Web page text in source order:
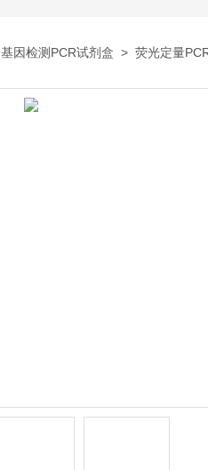
基因检测PCR试剂盒 > 荧光定量